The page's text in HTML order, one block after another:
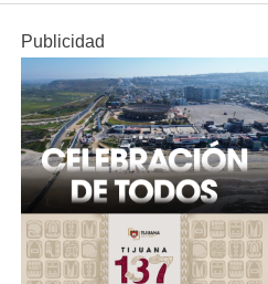
Publicidad